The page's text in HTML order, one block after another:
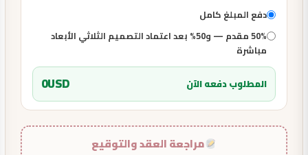
دفع المبلغ كامل
50% مقدم — و50% بعد اعتماد التصميم الثلاثي الأبعاد
مباشرة
المطلوب دفعه الآن 0USD
مراجعة العقد والتوقيع